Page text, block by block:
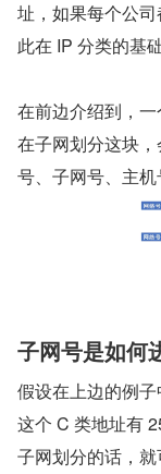
址，如果每个公
此在 IP 分类的基
在前边介绍到，一
在子网划分这块
号、子网号、主机
子网号是如何
假设在上边的例
这个 C 类地址有
子网划分的话，